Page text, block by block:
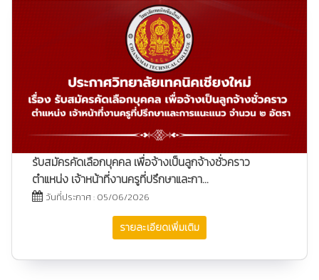
รับสมัครคัดเลือกบุคคล เพื่อจ้างเป็นลูกจ้างชั่วคราว
ตำแหน่ง เจ้าหน้าที่งานครูที่ปรึกษาและกา...
วันที่ประกาศ : 05/06/2026
รายละเอียดเพิ่มเติม